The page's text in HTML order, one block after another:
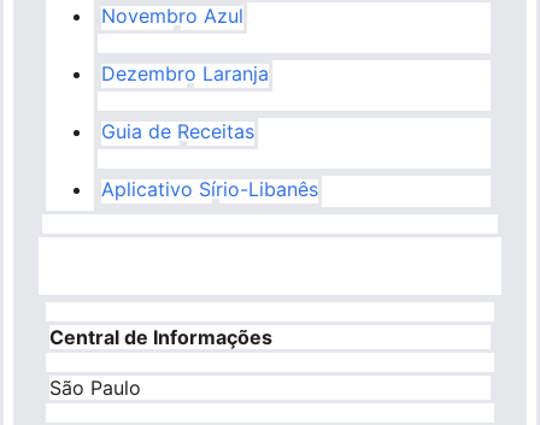
Novembro Azul
Dezembro Laranja
Guia de Receitas
Aplicativo Sírio-Libanês
Central de Informações
São Paulo